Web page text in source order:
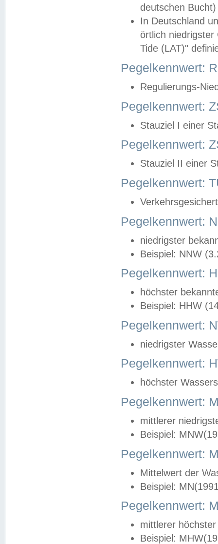
deutschen
In Deutschland
örtlich
Tide (LAT)"
Pegelkennwert:
Regulierungs-
Pegelkennwert:
Stauziel I einer
Pegelkennwert:
Stauziel II einer
Pegelkennwert:
Pegelkennwert:
niedrigster
Beispiel: NNW
Pegelkennwert:
höchster
Beispiel: HHW
Pegelkennwert:
niedrigster
Pegelkennwert:
höchster
Pegelkennwert:
mittlerer
Beispiel:
Pegelkennwert:
Mittelwert der
Beispiel:
Pegelkennwert:
mittlerer
Beispiel: